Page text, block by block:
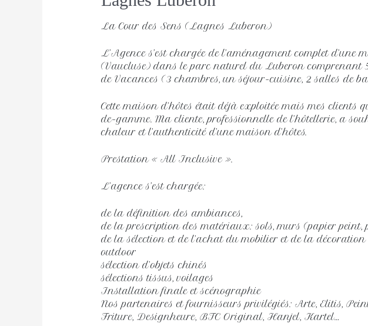
La Cour des Sens (Lagnes Luberon)
L’Agence s’est chargée de l’aménagement complet
(Vaucluse) dans le parc naturel du Luberon comprenant
de Vacances (3 chambres, un séjour-cuisine, 2 salles de
Cette maison d’hôtes était déjà exploitée mais mes
de-gamme. Ma cliente, professionnelle de l’hôtellerie, a
chaleur et l’authenticité d’une maison d’hôtes.
Prestation « All Inclusive ».
L’agence s’est chargée:
de la définition des ambiances,
de la prescription des matériaux: sols, murs (papier peint,
de la sélection et de l’achat du mobilier et de la décoration
outdoor
sélection d’objets chinés
sélections tissus, voilages
Installation finale et scénographie
Nos partenaires et fournisseurs privilégiés: Arte, Elitis,
Friture, Designheure, BTC Original, Hanjel, Kartel…